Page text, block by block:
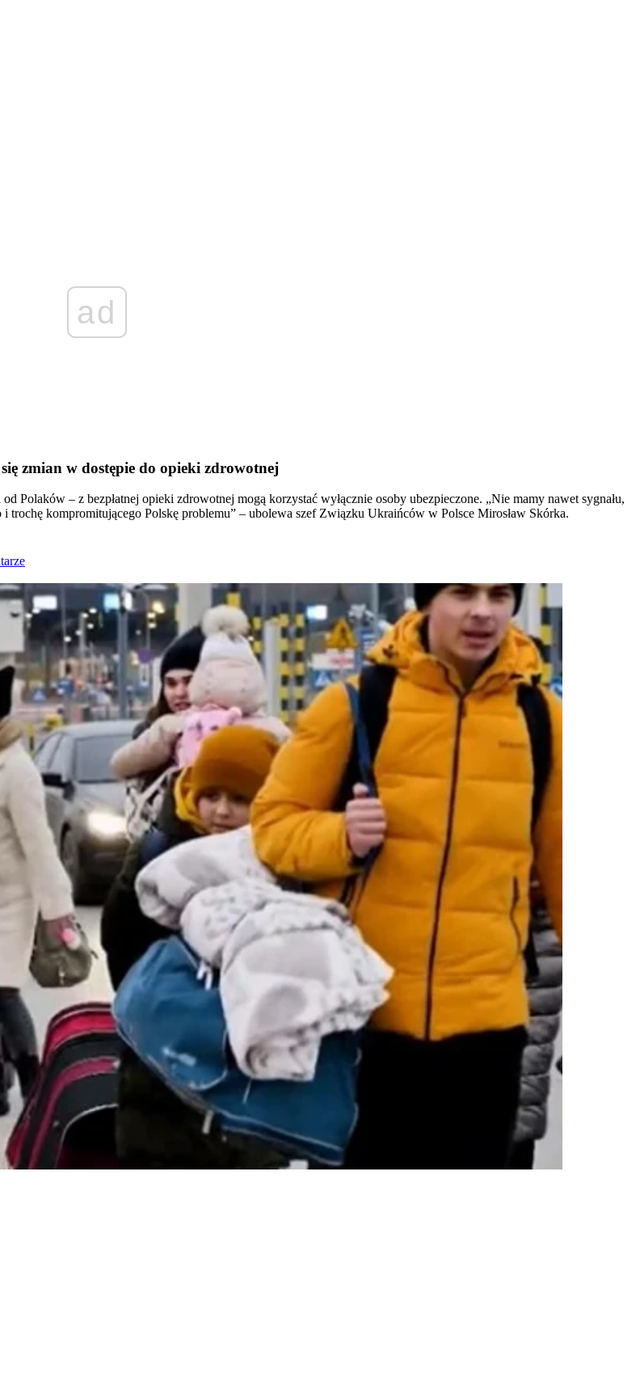
ad
zmian w dostępie do opieki zdrowotnej
– z bezpłatnej opieki zdrowotnej mogą korzystać wyłącznie osoby ubezpieczone. „Nie mamy nawet sygnału,
trochę kompromitującego Polskę problemu” – ubolewa szef Związku Ukraińców w Polsce Mirosław Skórka.